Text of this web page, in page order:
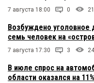
7 августа 18:00 0
Возбуждено
семь человек на
7 августа 17:30 3
В июле спрос на
области оказался на